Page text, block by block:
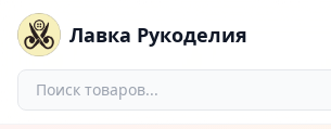
Лавка Рукоделия